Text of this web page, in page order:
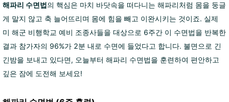
해파리 수면법의 핵심은 마치 바닷속을 떠다니는 해파리처럼 몸을 둥글
게 말지 않고 축 늘어뜨리며 몸에 힘을 빼고 이완시키는 것이죠. 실제
미 해군 비행학교 예비 조종사들을 대상으로 6주간 이 수면법을 반복한
결과 참가자의 96%가 2분 내로 수면에 들었다고 합니다. 불면으로 긴
긴밤을 보내고 있다면, 오늘부터 해파리 수면법을 훈련하여 편안하고
깊은 잠에 도전해 보세요!